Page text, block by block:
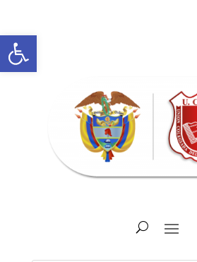
Abrir barra de herramientas